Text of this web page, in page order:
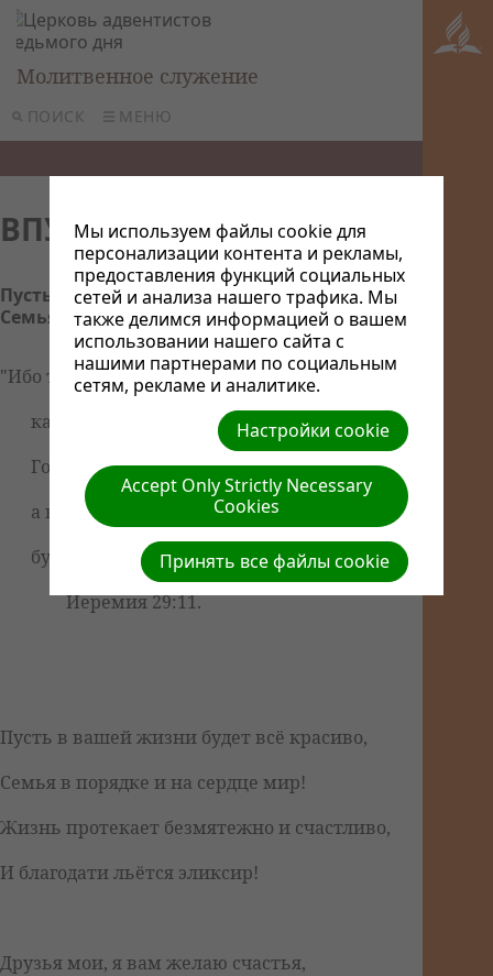
ПОИСК МЕНЮ
Молитвенное служение
ВПУСТИТЕ ХРИСТА
Пусть в вашей жизни будет всё красиво,
Семья в порядке и на сердце мир!
"Ибо только Я знаю намерения,
какие имею о вас, говорит
Господь, намерение во благо,
а не на зло, чтобы дать вам
будущность и надежду."
Иеремия 29:11.
Пусть в вашей жизни будет всё красиво,
Семья в порядке и на сердце мир!
Жизнь протекает безмятежно и счастливо,
И благодати льётся эликсир!
Друзья мои, я вам желаю счастья,
Мы используем файлы cookie для
персонализации контента и рекламы,
предоставления функций социальных
сетей и анализа нашего трафика. Мы
также делимся информацией о вашем
использовании нашего сайта с
нашими партнерами по социальным
сетям, рекламе и аналитике.
Настройки cookie
Accept Only Strictly Necessary
Cookies
Принять все файлы cookie